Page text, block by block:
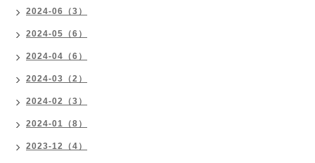
2024-06（3）
2024-05（6）
2024-04（6）
2024-03（2）
2024-02（3）
2024-01（8）
2023-12（4）